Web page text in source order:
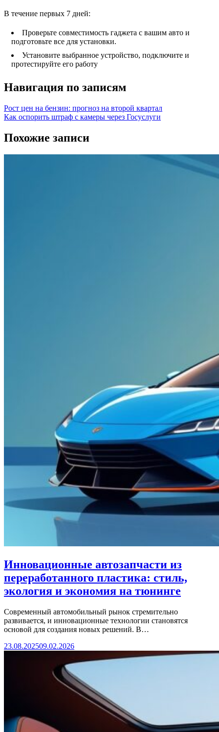
В течение первых 7 дней:
Проверьте совместимость гаджета с вашим авто и
подготовьте все для установки.
Установите выбранное устройство, подключите и
протестируйте его работу
Навигация по записям
Рост цен на бензин: прогноз на второй квартал
Как оспорить штраф с камеры через Госуслуги
Похожие записи
Инновационные автозапчасти из
переработанного пластика: стиль,
экология и экономия на тюнинге
Современный автомобильный рынок стремительно
развивается, и инновационные технологии становятся
основой для создания новых решений. В…
23.08.202509.02.2026